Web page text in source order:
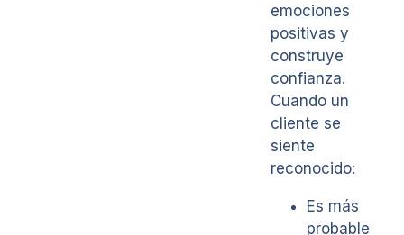
emociones
positivas y
construye
confianza.
Cuando un
cliente se
siente
reconocido:
Es más
probable